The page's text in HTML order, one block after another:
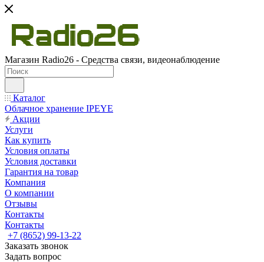
Магазин Radio26 - Средства связи, видеонаблюдение
Каталог
Облачное хранение IPEYE
Акции
Услуги
Как купить
Условия оплаты
Условия доставки
Гарантия на товар
Компания
О компании
Отзывы
Контакты
Контакты
+7 (8652) 99-13-22
Заказать звонок
Задать вопрос